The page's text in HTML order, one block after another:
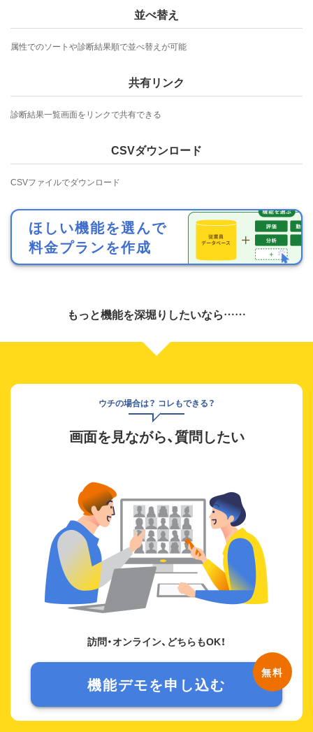
並べ替え
属性でのソートや診断結果順で並べ替えが可能
共有リンク
診断結果一覧画面をリンクで共有できる
CSVダウンロード
CSVファイルでダウンロード
ほしい機能を選んで
料金プランを作成
もっと機能を深堀りしたいなら……
ウチの場合は？ コレもできる？
画面を見ながら、質問したい
訪問・オンライン、どちらもOK！
機能デモを申し込む